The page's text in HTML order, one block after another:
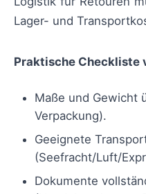
Lager- und
Praktische Checkliste
Maße und Gewicht
Verpackung).
Geeignete
(Seefracht/Luft/
Dokumente